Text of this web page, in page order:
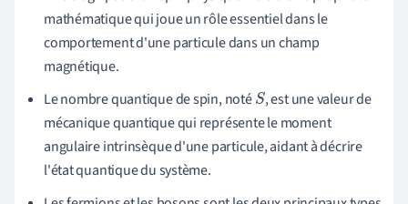
mathématique qui joue un rôle essentiel dans le
comportement d'une particule dans un champ
magnétique.
Le nombre quantique de spin, notéS, est une valeur de
mécanique quantique qui représente le moment
angulaire intrinsèque d'une particule, aidant à décrire
l'état quantique du système.